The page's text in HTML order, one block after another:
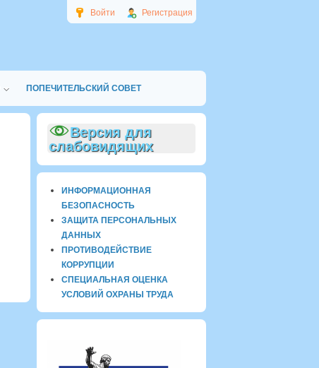
Войти Регистрация
ПОПЕЧИТЕЛЬСКИЙ СОВЕТ
Версия для
слабовидящих
ИНФОРМАЦИОННАЯ
БЕЗОПАСНОСТЬ
ЗАЩИТА ПЕРСОНАЛЬНЫХ
ДАННЫХ
ПРОТИВОДЕЙСТВИЕ
КОРРУПЦИИ
СПЕЦИАЛЬНАЯ ОЦЕНКА
УСЛОВИЙ ОХРАНЫ ТРУДА